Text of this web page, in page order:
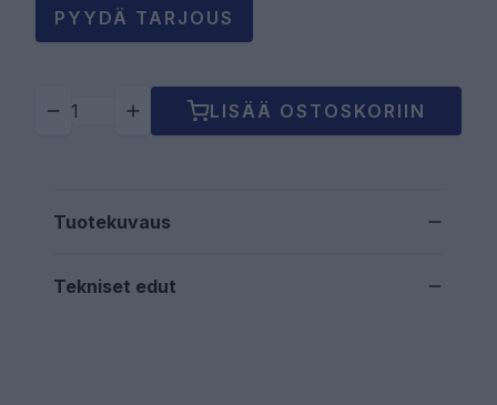
PYYDÄ TARJOUS
LISÄÄ OSTOSKORIIN
Tuotekuvaus
Tekniset edut